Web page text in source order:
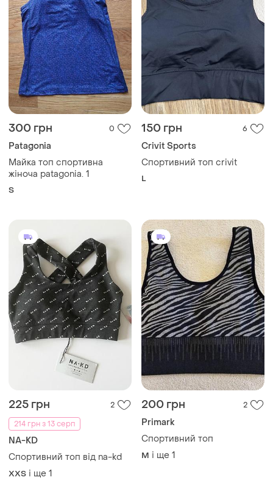
300 грн 0
Patagonia
Майка топ спортивна
жіноча patagonia. 1
S
150 грн 6
Crivit Sports
Спортивний топ crivit
L
225 грн
2
214 грн з 13 серп
NA-KD
Спортивний топ від na-kd
XХS і ще 1
200 грн 2
Primark
Спортивний топ
M і ще 1